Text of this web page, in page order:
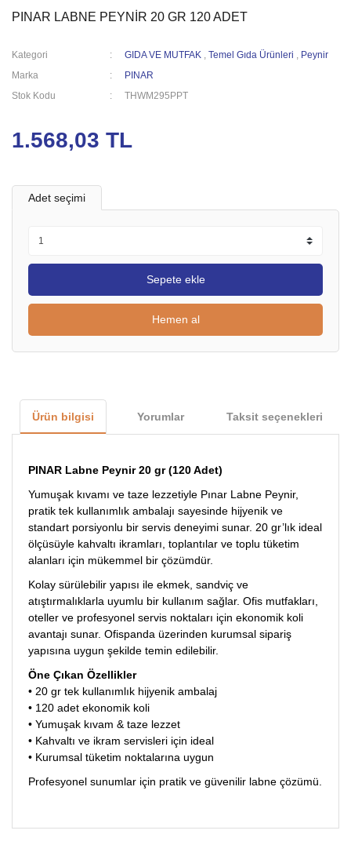
PINAR LABNE PEYNİR 20 GR 120 ADET
Kategori GIDA VE MUTFAK ,Temel Gıda Ürünleri , Peynir
Marka
PINAR
Stok Kodu
THWM295PPT
1.568,03 TL
Adet seçimi
Sepete ekle
Hemen al
Ürün bilgisi Yorumlar Taksit seçenekleri
PINAR Labne Peynir 20 gr (120 Adet)
Yumuşak kıvamı ve taze lezzetiyle Pınar Labne Peynir,
pratik tek kullanımlık ambalajı sayesinde hijyenik ve
standart porsiyonlu bir servis deneyimi sunar. 20 gr’lık ideal
ölçüsüyle kahvaltı ikramları, toplantılar ve toplu tüketim
alanları için mükemmel bir çözümdür.
Kolay sürülebilir yapısı ile ekmek, sandviç ve
atıştırmalıklarla uyumlu bir kullanım sağlar. Ofis mutfakları,
oteller ve profesyonel servis noktaları için ekonomik koli
avantajı sunar. Ofispanda üzerinden kurumsal sipariş
yapısına uygun şekilde temin edilebilir.
Öne Çıkan Özellikler
• 20 gr tek kullanımlık hijyenik ambalaj
• 120 adet ekonomik koli
• Yumuşak kıvam & taze lezzet
• Kahvaltı ve ikram servisleri için ideal
• Kurumsal tüketim noktalarına uygun
Profesyonel sunumlar için pratik ve güvenilir labne çözümü.
Bu ürünün fiyat bilgisi, resim, ürün açıklamalarında ve diğer